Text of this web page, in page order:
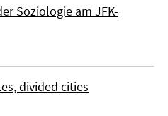
Soziologie am JFK-
divided cities